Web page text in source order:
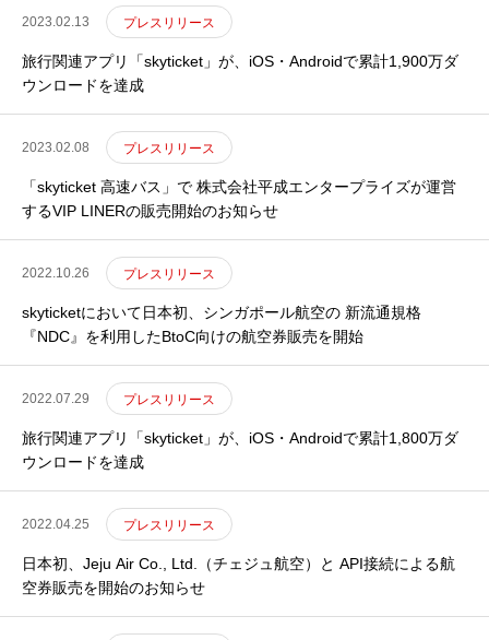
2023.02.13 プレスリリース
旅行関連アプリ「skyticket」が、iOS・Androidで累計1,900万ダ
ウンロードを達成
2023.02.08 プレスリリース
「skyticket 高速バス」で 株式会社平成エンタープライズが運営
するVIP LINERの販売開始のお知らせ
2022.10.26 プレスリリース
skyticketにおいて日本初、シンガポール航空の 新流通規格
『NDC』を利用したBtoC向けの航空券販売を開始
2022.07.29 プレスリリース
旅行関連アプリ「skyticket」が、iOS・Androidで累計1,800万ダ
ウンロードを達成
2022.04.25 プレスリリース
日本初、Jeju Air Co., Ltd.（チェジュ航空）と API接続による航
空券販売を開始のお知らせ